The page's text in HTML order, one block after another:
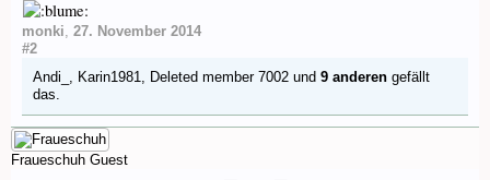
monki, 27. November 2014
#2
Andi_ , Karin1981, Deleted member 7002 und 9 anderen gefällt
das.
Fraueschuh Guest